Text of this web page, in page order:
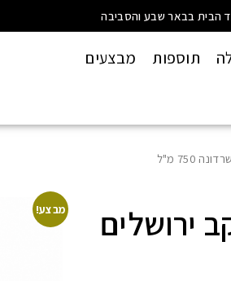
הבית בבאר שבע והסביבה
תוספות
מבצעים
750 מ"ל
ירושלים
מבצע!